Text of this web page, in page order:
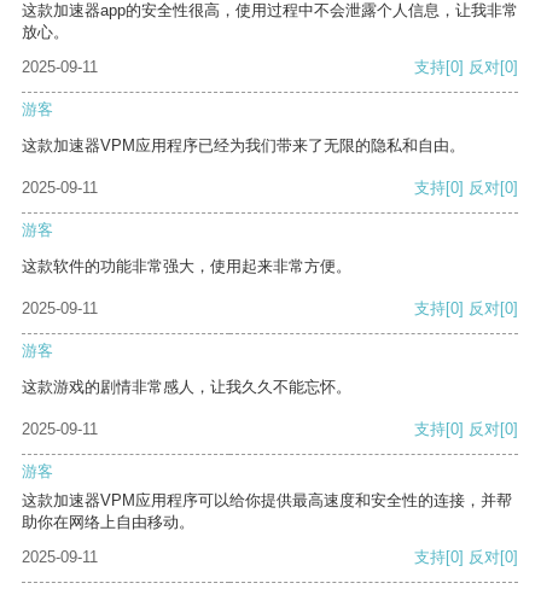
这款加速器app的安全性很高，使用过程中不会泄露个人信息，让我非常
放心。
2025-09-11
支持[0] 反对[0]
游客
这款加速器VPM应用程序已经为我们带来了无限的隐私和自由。
2025-09-11 支持[0] 反对[0]
游客
这款软件的功能非常强大，使用起来非常方便。
2025-09-11 支持[0] 反对[0]
游客
这款游戏的剧情非常感人，让我久久不能忘怀。
2025-09-11 支持[0] 反对[0]
游客
这款加速器VPM应用程序可以给你提供最高速度和安全性的连接，并帮
助你在网络上自由移动。
2025-09-11
支持[0] 反对[0]